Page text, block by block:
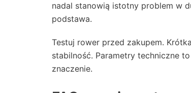
nadal stanowią istotny problem w
podstawa.
Testuj rower przed zakupem.
stabilność. Parametry techniczne
znaczenie.